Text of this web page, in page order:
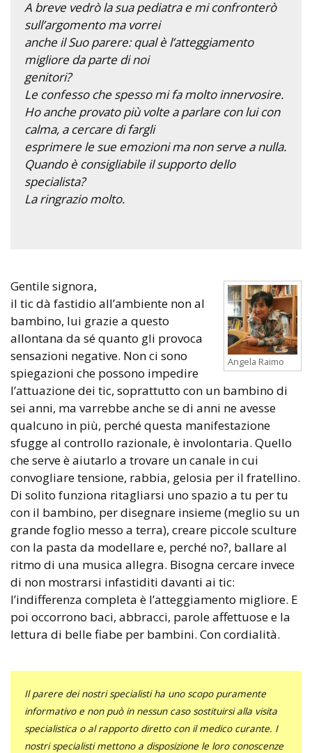
A breve vedrò la sua pediatra e mi confronterò
sull’argomento ma vorrei
anche il Suo parere: qual è l’atteggiamento
migliore da parte di noi
genitori?
Le confesso che spesso mi fa molto innervosire.
Ho anche provato più volte a parlare con lui con
calma, a cercare di fargli
esprimere le sue emozioni ma non serve a nulla.
Quando è consigliabile il supporto dello
specialista?
La ringrazio molto.
Angela Raimo
Gentile signora,
il tic dà fastidio all’ambiente non al
bambino, lui grazie a questo
allontana da sé quanto gli provoca
sensazioni negative. Non ci sono
spiegazioni che possono impedire
l’attuazione dei tic, soprattutto con un bambino di
sei anni, ma varrebbe anche se di anni ne avesse
qualcuno in più, perché questa manifestazione
sfugge al controllo razionale, è involontaria. Quello
che serve è aiutarlo a trovare un canale in cui
convogliare tensione, rabbia, gelosia per il fratellino.
Di solito funziona ritagliarsi uno spazio a tu per tu
con il bambino, per disegnare insieme (meglio su un
grande foglio messo a terra), creare piccole sculture
con la pasta da modellare e, perché no?, ballare al
ritmo di una musica allegra. Bisogna cercare invece
di non mostrarsi infastiditi davanti ai tic:
l’indifferenza completa è l’atteggiamento migliore. E
poi occorrono baci, abbracci, parole affettuose e la
lettura di belle fiabe per bambini. Con cordialità.
Il parere dei nostri specialisti ha uno scopo puramente
informativo e non può in nessun caso sostituirsi alla visita
specialistica o al rapporto diretto con il medico curante. I
nostri specialisti mettono a disposizione le loro conoscenze